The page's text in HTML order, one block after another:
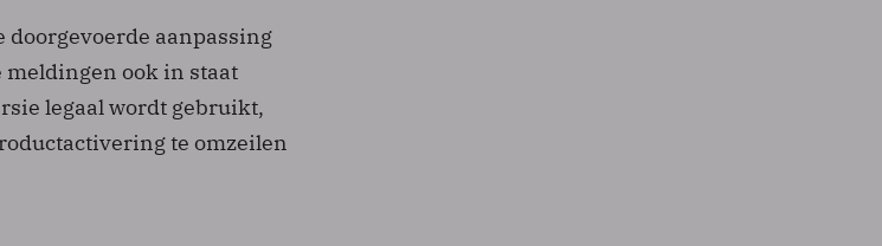
doorgevoerde aanpassing
ook in staat
legaal wordt gebruikt,
te omzeilen